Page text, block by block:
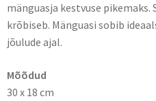
mänguasja kestvuse pikemaks.
krõbiseb. Mänguasi sobib
jõulude ajal.
Mõõdud
30 x 18 cm